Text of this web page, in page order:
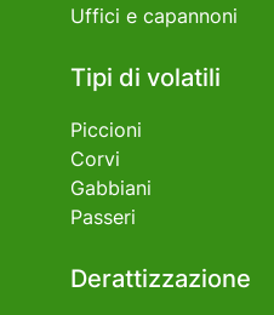
Uffici e capannoni
Tipi di volatili
Piccioni
Corvi
Gabbiani
Passeri
Derattizzazione